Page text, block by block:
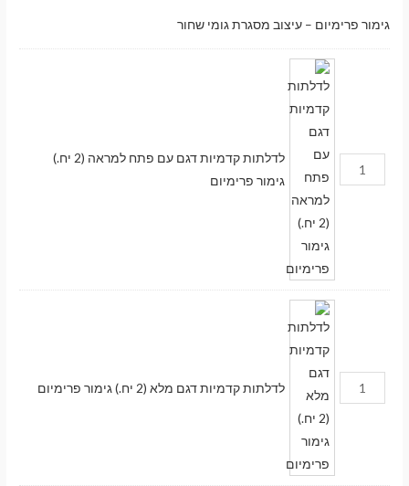
גימור פרימיום – עיצוב מסגרת גומי שחור
לדלתות קדמיות דגם עם פתח למראה (2 יח.)
גימור פרימיום
לדלתות קדמיות דגם מלא (2 יח.) גימור פרימיום